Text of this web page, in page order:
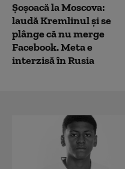
Șoșoacă la Moscova:
laudă Kremlinul și se
plânge că nu merge
Facebook. Meta e
interzisă în Rusia